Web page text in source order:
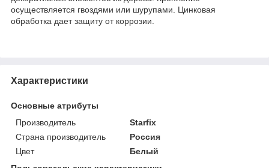
осуществляется гвоздями или шурупами. Цинковая
обработка дает защиту от коррозии.
Характеристики
Основные атрибуты
Производитель
Starfix
Страна производитель
Россия
Цвет
Белый